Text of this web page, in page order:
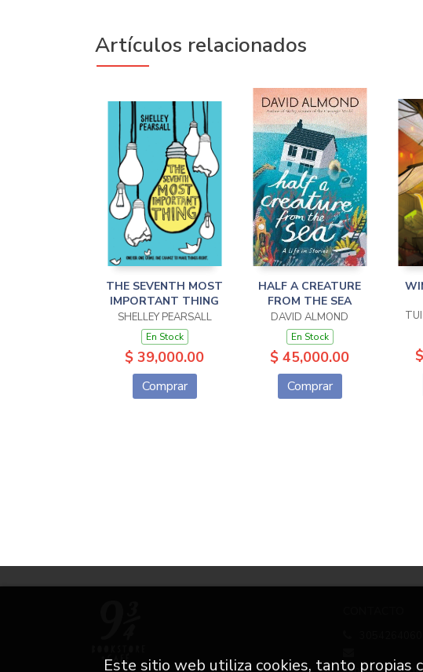
Artículos relacionados
THE SEVENTH MOST
IMPORTANT THING
SHELLEY PEARSALL
En Stock
$ 39,000.00
Comprar
HALF A CREATURE
FROM THE SEA
DAVID ALMOND
En Stock
$ 45,000.00
Comprar
Este sitio web utiliza cookies, tanto propias